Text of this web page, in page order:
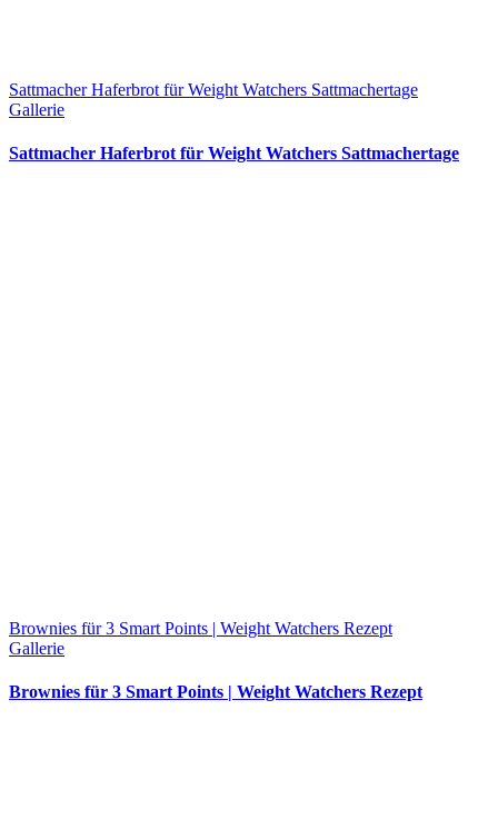
Sattmacher Haferbrot für Weight Watchers Sattmachertage
Gallerie
Sattmacher Haferbrot für Weight Watchers Sattmachertage
Brownies für 3 Smart Points | Weight Watchers Rezept
Gallerie
Brownies für 3 Smart Points | Weight Watchers Rezept